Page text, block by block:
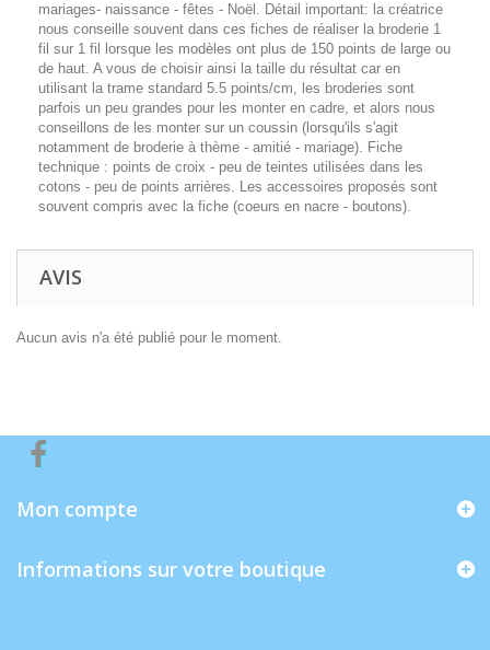
mariages- naissance - fêtes - Noël. Détail important: la créatrice
nous conseille souvent dans ces fiches de réaliser la broderie 1
fil sur 1 fil lorsque les modèles ont plus de 150 points de large ou
de haut. A vous de choisir ainsi la taille du résultat car en
utilisant la trame standard 5.5 points/cm, les broderies sont
parfois un peu grandes pour les monter en cadre, et alors nous
conseillons de les monter sur un coussin (lorsqu'ils s'agit
notamment de broderie à thème - amitié - mariage). Fiche
technique : points de croix - peu de teintes utilisées dans les
cotons - peu de points arrières. Les accessoires proposés sont
souvent compris avec la fiche (coeurs en nacre - boutons).
AVIS
Aucun avis n'a été publié pour le moment.
Mon compte
Informations sur votre boutique